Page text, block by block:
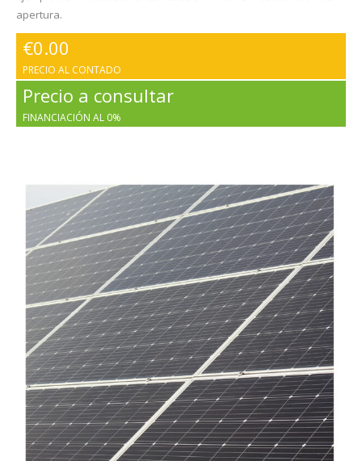
apertura.
€0.00
PRECIO AL CONTADO
Precio a consultar
FINANCIACIÓN AL 0%